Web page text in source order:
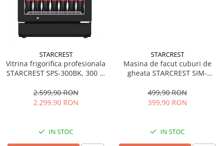
STARCREST
Vitrina frigorifica profesionala
STARCREST SPS-300BK, 300 L,
LED, H 169.5 cm, Negru
2.599,90 RON
2.299,90 RON
IN STOC
STARCREST
Masina de facut cuburi de
gheata STARCREST SIM-
12Kg/24h, Cos gheata
detasabil, Rezervor apa 0.8 l,
499,90 RON
399,90 RON
IN STOC